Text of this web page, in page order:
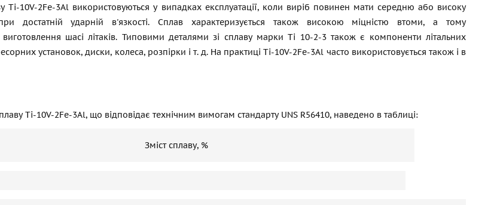
Ti-10V-2Fe-3Al використовуються у випадках експлуатації, коли виріб повинен мати середню або високу
достатній ударній в'язкості. Сплав характеризується також високою міцністю втоми, а тому
виготовлення шасі літаків. Типовими деталями зі сплаву марки Ti 10-2-3 також є компоненти літальних
установок, диски, колеса, розпірки і т. д. На практиці Ti-10V-2Fe-3Al часто використовується також і в
Ti-10V-2Fe-3Al, що відповідає технічним вимогам стандарту UNS R56410, наведено в таблиці:
Зміст сплаву, %